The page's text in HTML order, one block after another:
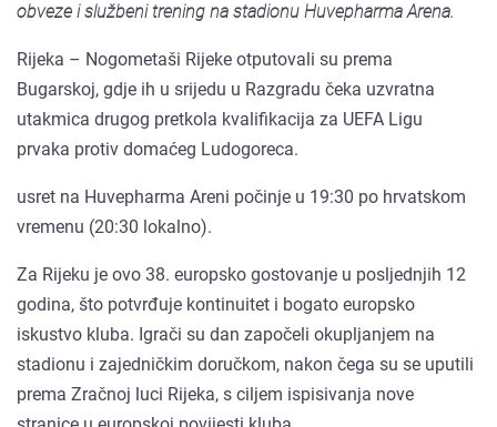
obveze i službeni trening na stadionu Huvepharma Arena.
Rijeka – Nogometaši Rijeke otputovali su prema
Bugarskoj, gdje ih u srijedu u Razgradu čeka uzvratna
utakmica drugog pretkola kvalifikacija za UEFA Ligu
prvaka protiv domaćeg Ludogoreca.
usret na Huvepharma Areni počinje u 19:30 po hrvatskom
vremenu (20:30 lokalno).
Za Rijeku je ovo 38. europsko gostovanje u posljednjih 12
godina, što potvrđuje kontinuitet i bogato europsko
iskustvo kluba. Igrači su dan započeli okupljanjem na
stadionu i zajedničkim doručkom, nakon čega su se uputili
prema Zračnoj luci Rijeka, s ciljem ispisivanja nove